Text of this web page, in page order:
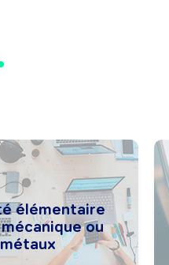
élémentaire
ou